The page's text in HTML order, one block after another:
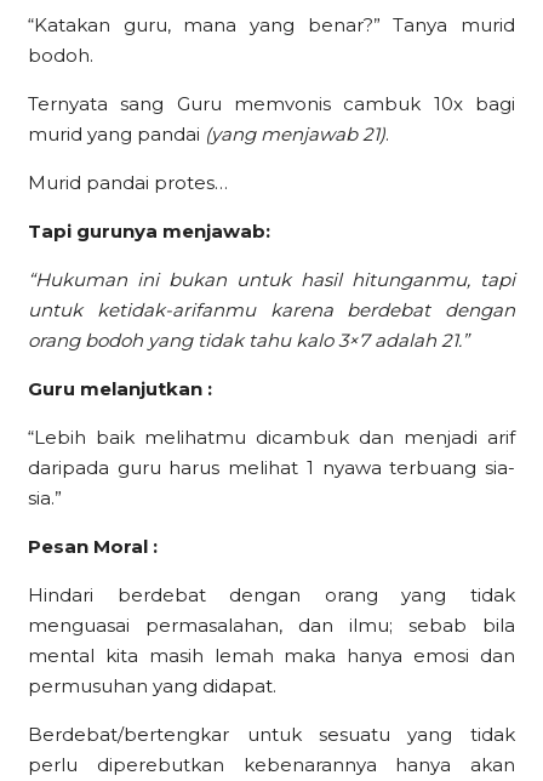
“Katakan guru, mana yang benar?” Tanya murid
bodoh.
Ternyata sang Guru memvonis cambuk 10x bagi
murid yang pandai (yang menjawab 21).
Murid pandai protes…
Tapi gurunya menjawab:
“Hukuman ini bukan untuk hasil hitunganmu, tapi
untuk ketidak-arifanmu karena berdebat dengan
orang bodoh yang tidak tahu kalo 3×7 adalah 21.”
Guru melanjutkan :
“Lebih baik melihatmu dicambuk dan menjadi arif
daripada guru harus melihat 1 nyawa terbuang sia-
sia.”
Pesan Moral :
Hindari berdebat dengan orang yang tidak
menguasai permasalahan, dan ilmu; sebab bila
mental kita masih lemah maka hanya emosi dan
permusuhan yang didapat.
Berdebat/bertengkar untuk sesuatu yang tidak
perlu diperebutkan kebenarannya hanya akan